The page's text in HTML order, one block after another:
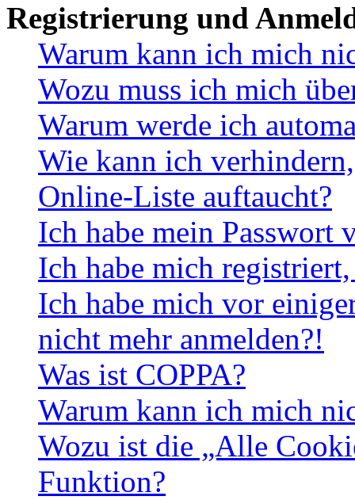
Registrierung und
Warum kann ich mich
Wozu muss ich mich
Warum werde ich
Wie kann ich
Online-Liste auftaucht?
Ich habe mein Passwort
Ich habe mich
Ich habe mich vor
nicht mehr anmelden?!
Was ist COPPA?
Warum kann ich mich
Wozu ist die „Alle
Funktion?